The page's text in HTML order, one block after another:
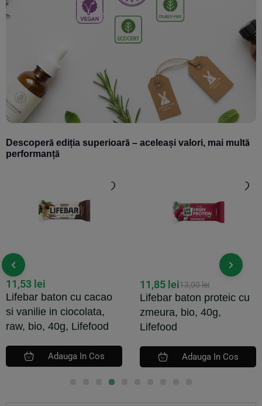
Descoperă ediția superioară – aceleași valori, mai multă
performanță
Lifebar baton cu cacao
si vanilie in ciocolata,
raw, bio, 40g, Lifefood
11,53 lei
Adauga In Cos
Lifebar baton proteic cu
zmeura, bio, 40g,
Lifefood
13,00lei
11,85 lei
Adauga In Cos